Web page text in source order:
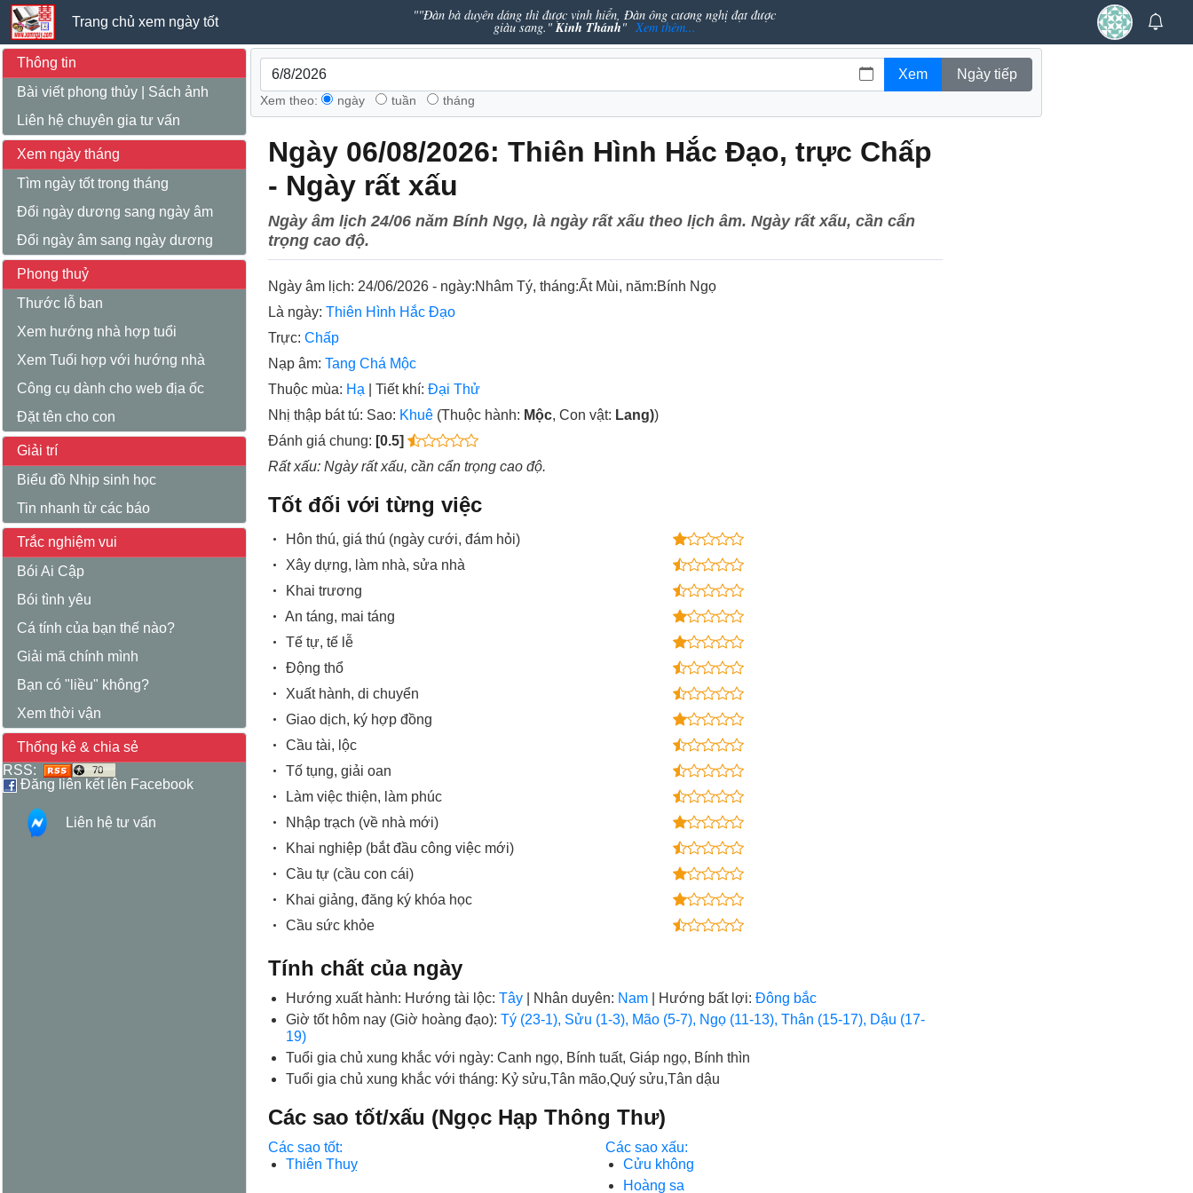
Trang chủ xem ngày tốt ""Đàn bà duyên dáng thì được vinh hiển, Đàn ông cương nghị đạt được
giàu sang."Kinh Thánh" Xem thêm...
Thông tin
Bài viết phong thủy
Sách ảnh
Liên hệ chuyên gia tư vấn
Xem ngày tháng
Tìm ngày tốt trong tháng
Đổi ngày dương sang ngày âm
Đổi ngày âm sang ngày dương
Phong thuỷ
Thước lỗ ban
Xem hướng nhà hợp tuổi
Xem Tuổi hợp với hướng nhà
Công cụ dành cho web địa ốc
Đặt tên cho con
Giải trí
Biểu đồ Nhịp sinh học
Tin nhanh từ các báo
Trắc nghiệm vui
Bói Ai Cập
Bói tình yêu
Cá tính của bạn thế nào?
Giải mã chính mình
Bạn có "liều" không?
Xem thời vận
Thống kê & chia sẻ
RSS:
Đăng liên kết lên Facebook
Liên hệ tư vấn
Xem theo: ngày tuần tháng
Ngày 06/08/2026: Thiên Hình Hắc Đạo, trực Chấp
- Ngày rất xấu
Ngày âm lịch 24/06 năm Bính Ngọ, là ngày rất xấu theo lịch âm. Ngày rất xấu, cần cẩn
trọng cao độ.
Ngày âm lịch: 24/06/2026 - ngày:Nhâm Tý, tháng:Ất Mùi, năm:Bính Ngọ
Là ngày: Thiên Hình Hắc Đạo
Trực: Chấp
Nạp âm: Tang Chá Mộc
Thuộc mùa: Hạ |Tiết khí: Đại Thử
Nhị thập bát tú: Sao: Khuê (Thuộc hành: Mộc, Con vật: Lang))
Đánh giá chung: [0.5]
Rất xấu: Ngày rất xấu, cần cẩn trọng cao độ.
Tốt đối với từng việc
Hôn thú, giá thú (ngày cưới, đám hỏi)
Xây dựng, làm nhà, sửa nhà
Khai trương
An táng, mai táng
Tế tự, tế lễ
Động thổ
Xuất hành, di chuyển
Giao dịch, ký hợp đồng
Cầu tài, lộc
Tố tụng, giải oan
Làm việc thiện, làm phúc
Nhập trạch (về nhà mới)
Khai nghiệp (bắt đầu công việc mới)
Cầu tự (cầu con cái)
Khai giảng, đăng ký khóa học
Cầu sức khỏe
Tính chất của ngày
Hướng xuất hành: Hướng tài lộc:Tây | Nhân duyên: Nam | Hướng bất lợi:Đông bắc
Giờ tốt hôm nay (Giờ hoàng đạo): Tý (23-1), Sửu (1-3), Mão (5-7), Ngọ (11-13), Thân (15-17), Dậu (17-
19)
Tuổi gia chủ xung khắc với ngày: Canh ngọ, Bính tuất, Giáp ngọ, Bính thìn
Tuổi gia chủ xung khắc với tháng: Kỷ sửu,Tân mão,Quý sửu,Tân dậu
Các sao tốt/xấu (Ngọc Hạp Thông Thư)
Các sao tốt:
Thiên Thuỵ
Các sao xấu:
Cửu không
Hoàng sa